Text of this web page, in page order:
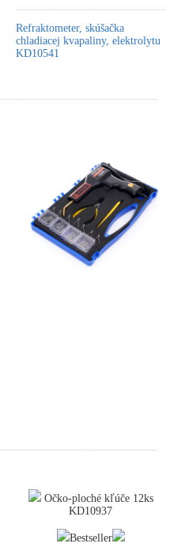
Refraktometer, skúšačka
chladiacej kvapaliny, elektrolytu
KD10541
Očko-ploché kľúče 12ks
KD10937
Bestseller